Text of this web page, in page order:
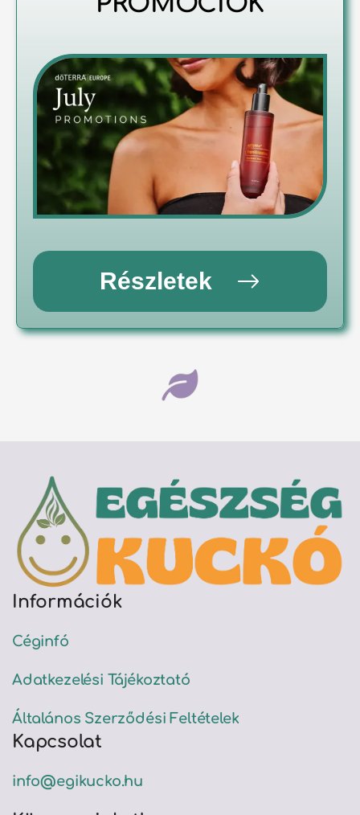
Részletek
Információk
Céginfó
Adatkezelési Tájékoztató
Általános Szerződési Feltételek
Kapcsolat
info@egikucko.hu